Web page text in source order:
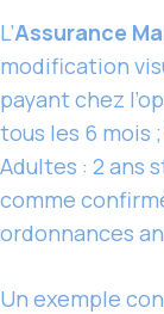
L’Assurance
modification
payant chez
tous les 6 mois
Adultes : 2 ans
comme
ordonnances
Un exemple